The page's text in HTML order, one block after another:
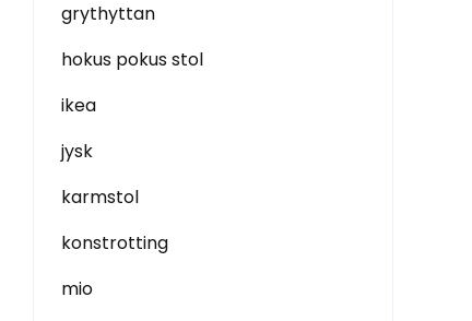
grythyttan
hokus pokus stol
ikea
jysk
karmstol
konstrotting
mio